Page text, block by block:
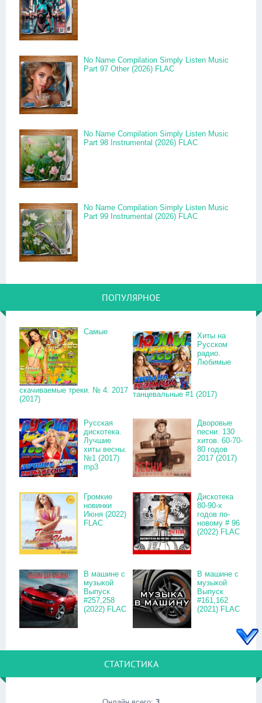
No Name Compilation Simply Listen Music
Part 97 Other (2026) FLAC
No Name Compilation Simply Listen Music
Part 98 Instrumental (2026) FLAC
No Name Compilation Simply Listen Music
Part 99 Instrumental (2026) FLAC
ПОПУЛЯРНОЕ
Самые
скачиваемые треки. № 4. 2017
(2017)
Хиты на
Русском
радио.
Любимые
танцевальные #1 (2017)
Русская
дискотека.
Лучшие
хиты весны.
№1 (2017)
mp3
Дворовые
песни. 130
хитов. 60-70-
80 годов
2017 (2017)
Громкие
новинки
Июня (2022)
FLAC
Дискотека
80-90-х
годов по-
новому # 96
(2022) FLAC
В машине с
музыкой
Выпуск
#257,258
(2022) FLAC
В машине с
музыкой
Выпуск
#161,162
(2021) FLAC
СТАТИСТИКА